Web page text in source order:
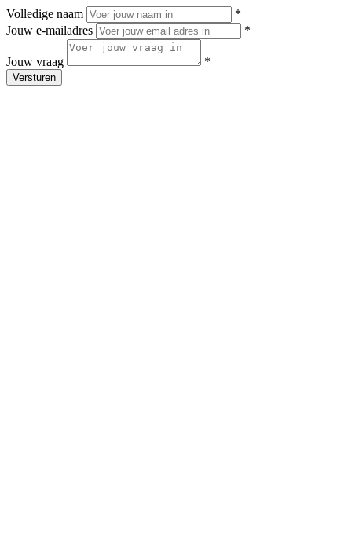
Volledige naam
*
Jouw e-mailadres
*
Jouw vraag *